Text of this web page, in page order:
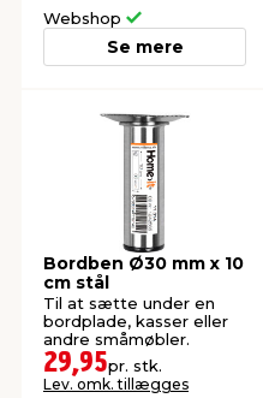
Webshop
Se mere
Bordben Ø30 mm x 10
cm stål
Til at sætte under en
bordplade, kasser eller
andre småmøbler.
29,95pr. stk.
Lev. omk. tillægges